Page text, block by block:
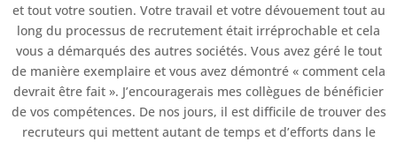
et tout votre soutien. Votre travail et votre dévouement tout au
long du processus de recrutement était irréprochable et cela
vous a démarqués des autres sociétés. Vous avez géré le tout
de manière exemplaire et vous avez démontré « comment cela
devrait être fait ». J’encouragerais mes collègues de bénéficier
de vos compétences. De nos jours, il est difficile de trouver des
recruteurs qui mettent autant de temps et d’efforts dans le